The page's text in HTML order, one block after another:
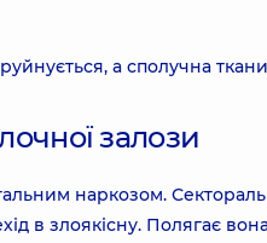
а сполучна
залози
наркозом.
в злоякісну. Полягає